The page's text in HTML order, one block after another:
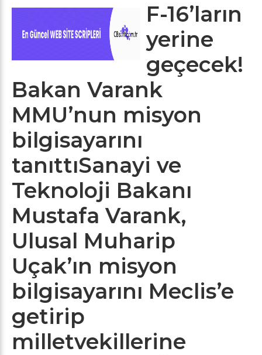
F-16’ların
yerine
geçecek!
Bakan Varank
MMU’nun misyon
bilgisayarını
tanıttıSanayi ve
Teknoloji Bakanı
Mustafa Varank,
Ulusal Muharip
Uçak’ın misyon
bilgisayarını Meclis’e
getirip
milletvekillerine